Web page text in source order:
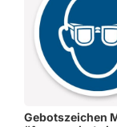
Gebotszeichen